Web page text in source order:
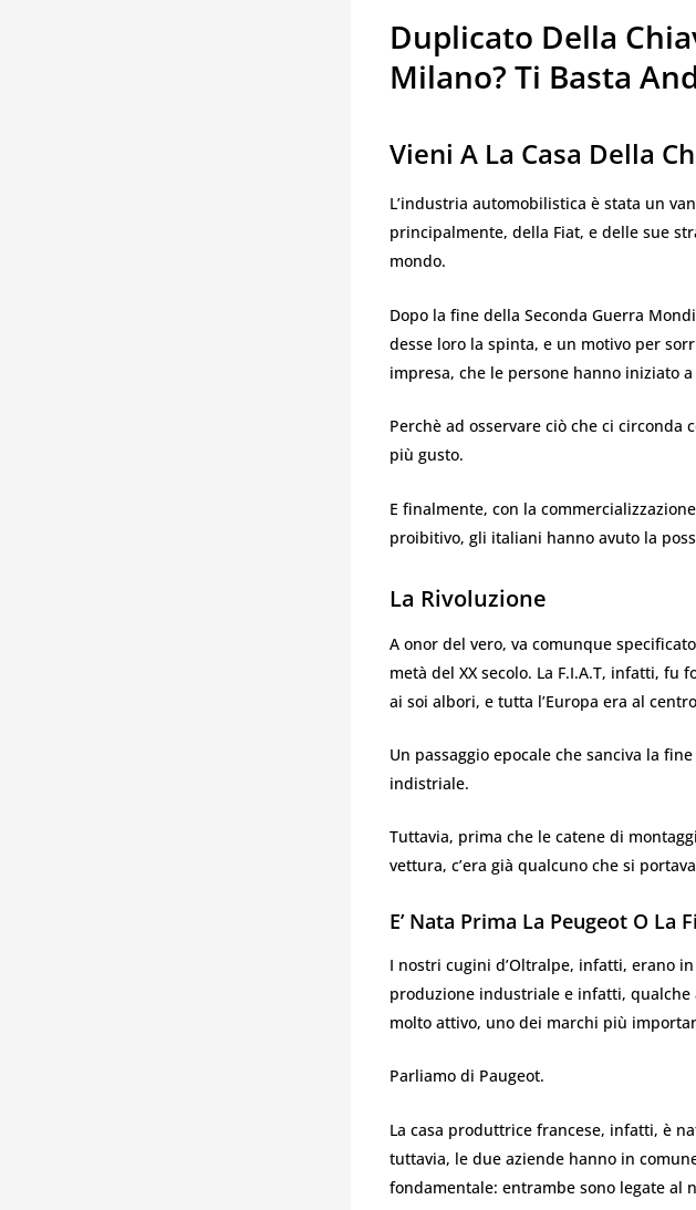
Duplicato Della
Milano? Ti Basta
Vieni A La Casa Della
L’industria automobilistica è stata un
principalmente, della Fiat, e delle sue
mondo.
Dopo la fine della Seconda Guerra
desse loro la spinta, e un motivo per
impresa, che le persone hanno iniziato
Perchè ad osservare ciò che ci circonda
più gusto.
E finalmente, con la
proibitivo, gli italiani hanno avuto la
La Rivoluzione
A onor del vero, va comunque
metà del XX secolo. La F.I.A.T, infatti,
ai soi albori, e tutta l’Europa era al
Un passaggio epocale che sanciva la
indistriale.
Tuttavia, prima che le catene di
vettura, c’era già qualcuno che si
E’ Nata Prima La Peugeot O La
I nostri cugini d’Oltralpe, infatti, erano
produzione industriale e infatti, qualche
molto attivo, uno dei marchi più
Parliamo di Paugeot.
La casa produttrice francese, infatti, è
tuttavia, le due aziende hanno in
fondamentale: entrambe sono legate al